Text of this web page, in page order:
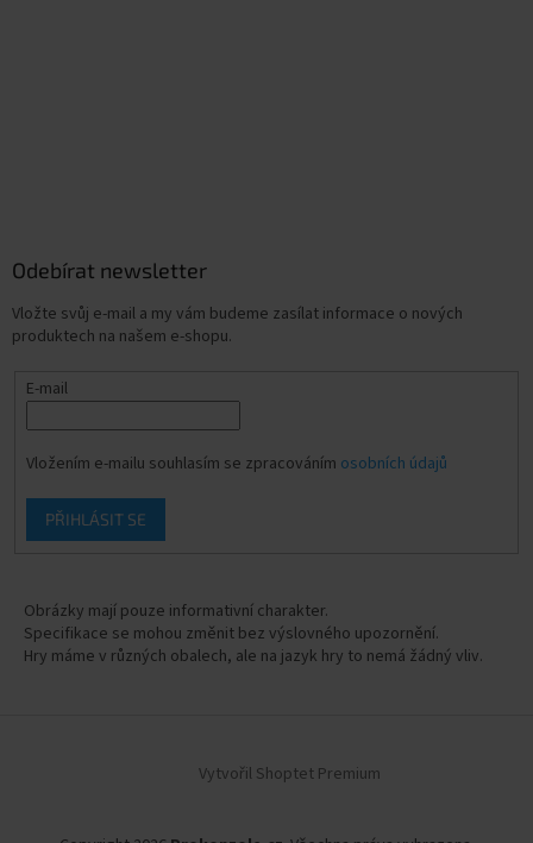
Odebírat newsletter
Vložte svůj e-mail a my vám budeme zasílat informace o nových
produktech na našem e-shopu.
E-mail
Vložením e-mailu souhlasím se zpracováním osobních údajů
PŘIHLÁSIT SE
Obrázky mají pouze informativní charakter.
Specifikace se mohou změnit bez výslovného upozornění.
Hry máme v různých obalech, ale na jazyk hry to nemá žádný vliv.
Vytvořil Shoptet Premium